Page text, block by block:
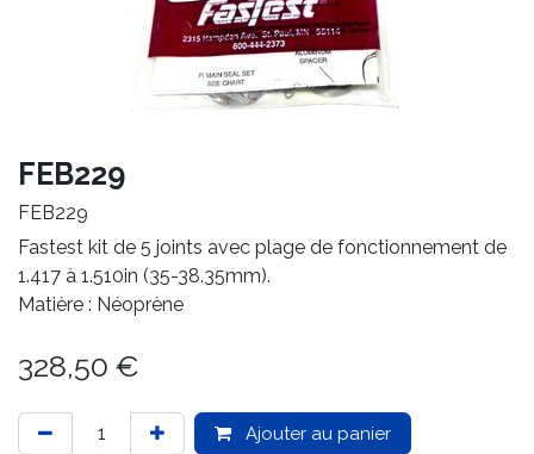
FEB229
FEB229
Fastest kit de 5 joints avec plage de fonctionnement de
1.417 à 1.510in (35-38.35mm).
Matière : Néoprène
328,50 €
Ajouter au panier